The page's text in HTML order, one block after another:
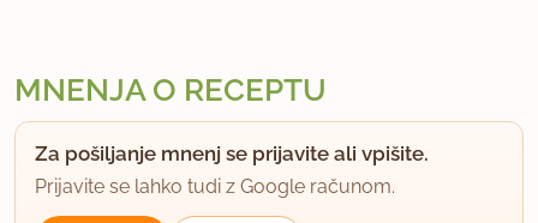
MNENJA O RECEPTU
Za pošiljanje mnenj se prijavite ali vpišite.
Prijavite se lahko tudi z Google računom.